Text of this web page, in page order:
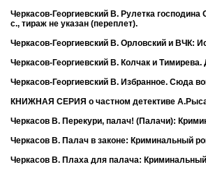
Черкасов-Георгиевский В. Рулетка
с., тираж не указан (переплет).
Черкасов-Георгиевский В. Орловский и ВЧК:
Черкасов-Георгиевский В. Колчак и
Черкасов-Георгиевский В. Избранное. Сюда
КНИЖНАЯ СЕРИЯ о частном детективе
Черкасов В. Перекури, палач! (Палачи):
Черкасов В. Палач в законе: Криминальный
Черкасов В. Плаха для палача: Криминальный